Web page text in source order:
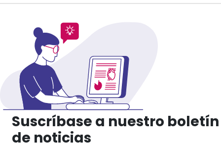
Suscríbase a nuestro boletín
de noticias